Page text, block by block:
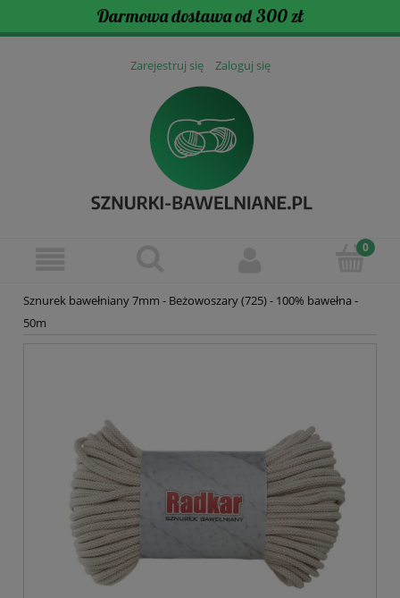
Darmowa dostawa od 300 zł
Zarejestruj się Zaloguj się
Sznurek bawełniany 7mm - Beżowoszary (725) - 100% bawełna -
50m